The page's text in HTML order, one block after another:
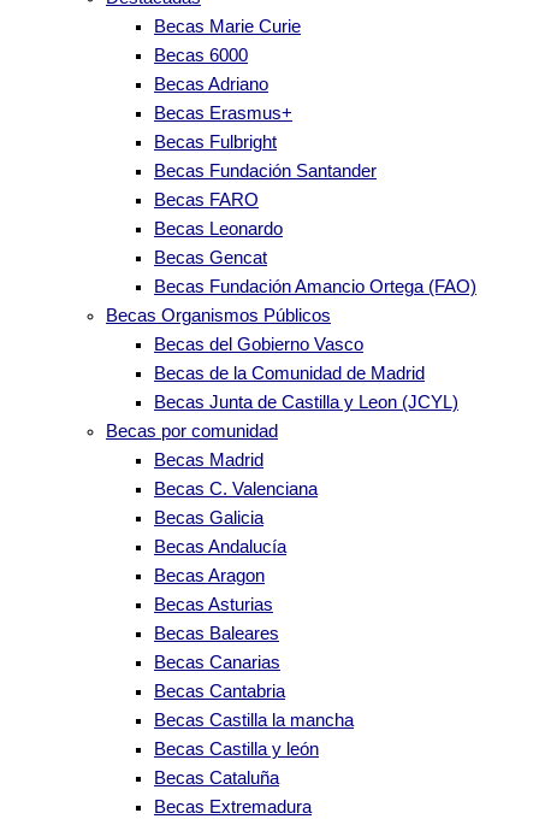
Becas Marie Curie
Becas 6000
Becas Adriano
Becas Erasmus+
Becas Fulbright
Becas Fundación Santander
Becas FARO
Becas Leonardo
Becas Gencat
Becas Fundación Amancio Ortega (FAO)
Becas Organismos Públicos
Becas del Gobierno Vasco
Becas de la Comunidad de Madrid
Becas Junta de Castilla y Leon (JCYL)
Becas por comunidad
Becas Madrid
Becas C. Valenciana
Becas Galicia
Becas Andalucía
Becas Aragon
Becas Asturias
Becas Baleares
Becas Canarias
Becas Cantabria
Becas Castilla la mancha
Becas Castilla y león
Becas Cataluña
Becas Extremadura